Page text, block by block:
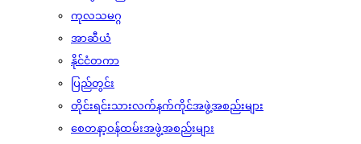
ကုလသမဂ္ဂ
အာဆီယံ
နိုင်ငံတကာ
ပြည်တွင်း
တိုင်းရင်းသားလက်နက်ကိုင်အဖွဲ့အစည်းများ
စေတနာ့ဝန်ထမ်းအဖွဲ့အစည်းများ